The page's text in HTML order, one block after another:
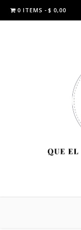
0 ITEMS $ 0,00